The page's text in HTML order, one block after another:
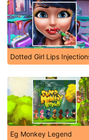
Dotted Girl Lips
Eg Monkey Legend